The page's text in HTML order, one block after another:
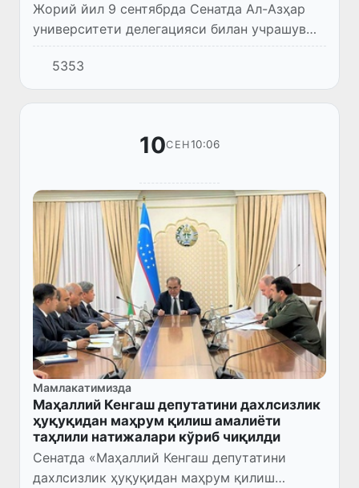
Жорий йил 9 сентябрда Сенатда Ал-Азҳар
университети делегацияси билан учрашув
ўтказилди.
5353
10СЕН10:06
Мамлакатимизда
Маҳаллий Кенгаш депутатини дахлсизлик
ҳуқуқидан маҳрум қилиш амалиёти
таҳлили натижалари кўриб чиқилди
Сенатда «Маҳаллий Кенгаш депутатини
дахлсизлик ҳуқуқидан маҳрум қилиш